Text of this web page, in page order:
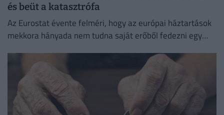
és beüt a katasztrófa
Az Eurostat évente felméri, hogy az európai háztartások
mekkora hányada nem tudna saját erőből fedezni egy